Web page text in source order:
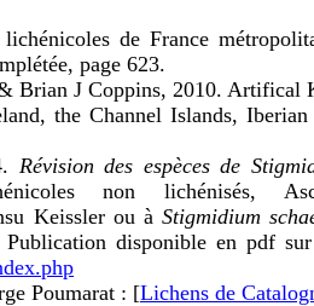
de France
page 623.
Brian J Coppins, 2010. Artifical
the Channel Islands, Iberian
Révision des espèces de
non lichénisés,
Keissler ou à Stigmidium
disponible en pdf
Poumarat : [Lichens de